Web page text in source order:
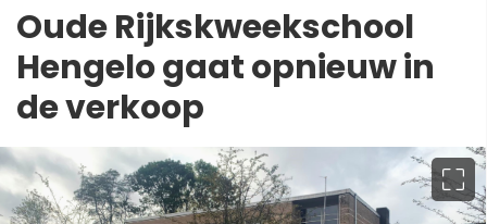
Oude Rijkskweekschool
Hengelo gaat opnieuw in
de verkoop